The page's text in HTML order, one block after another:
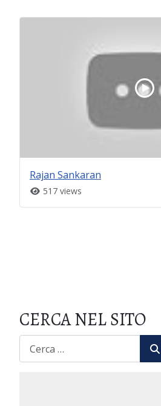
Rajan Sankaran
517 views
CERCA NEL SITO